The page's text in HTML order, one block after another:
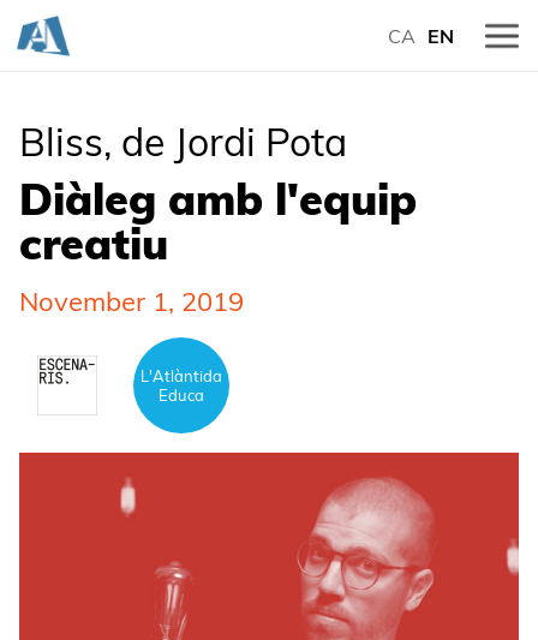
CA EN
Bliss, de Jordi Pota
Diàleg amb l'equip
creatiu
November 1, 2019
L'Atlàntida
Educa